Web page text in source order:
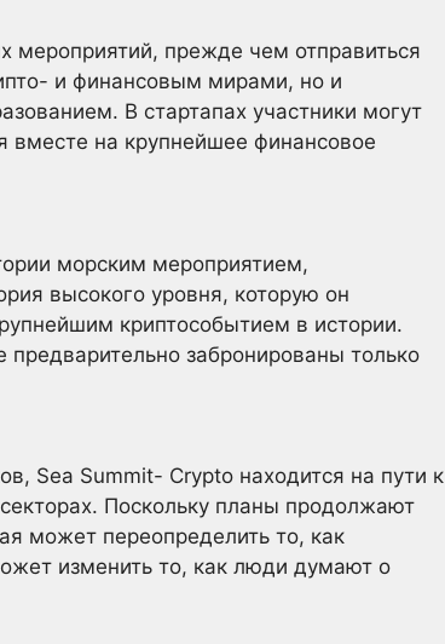
мероприятий, прежде чем отправиться
и финансовым мирами, но и
В стартапах участники могут
вместе на крупнейшее финансовое
морским мероприятием,
высокого уровня, которую он
криптособытием в истории.
забронированы только
Sea Summit- Crypto находится на пути к
Поскольку планы продолжают
может переопределить то, как
изменить то, как люди думают о